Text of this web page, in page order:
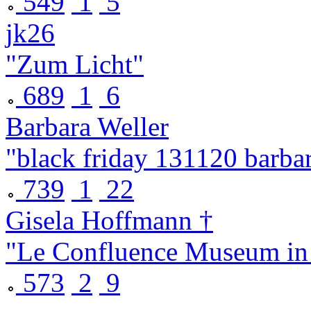
jk26
"Zum Licht"
689 1 6
Barbara Weller
"black friday 131120
739 1 22
Gisela Hoffmann †
"Le Confluence Museum
573 2 9